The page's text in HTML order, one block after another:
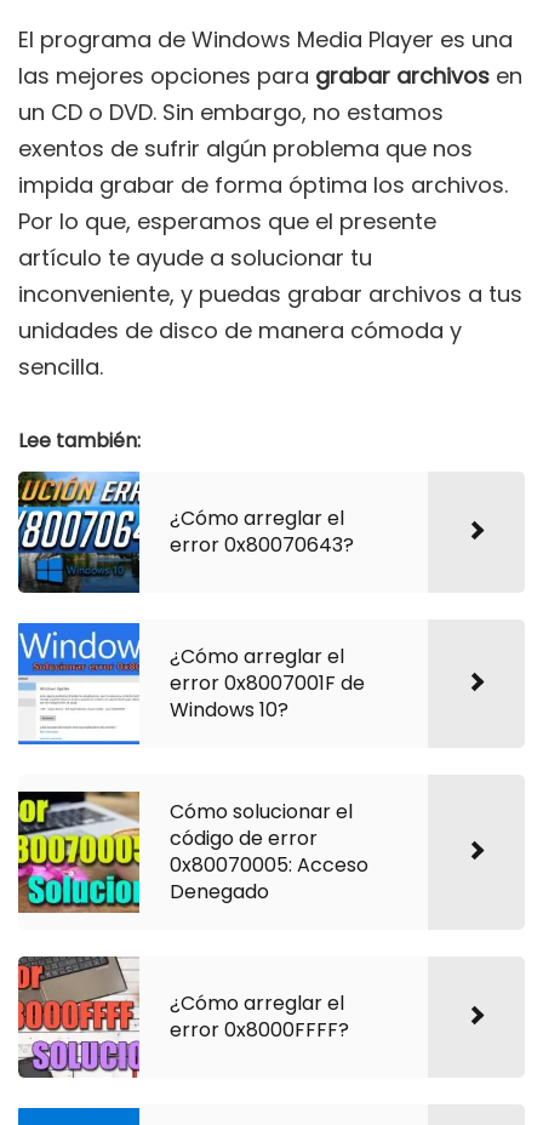
El programa de Windows Media Player es una
las mejores opciones para grabar archivos en
un CD o DVD. Sin embargo, no estamos
exentos de sufrir algún problema que nos
impida grabar de forma óptima los archivos.
Por lo que, esperamos que el presente
artículo te ayude a solucionar tu
inconveniente, y puedas grabar archivos a tus
unidades de disco de manera cómoda y
sencilla.
Lee también:
¿Cómo arreglar el
error 0x80070643?
¿Cómo arreglar el
error 0x8007001F de
Windows 10?
Cómo solucionar el
código de error
0x80070005: Acceso
Denegado
¿Cómo arreglar el
error 0x8000FFFF?